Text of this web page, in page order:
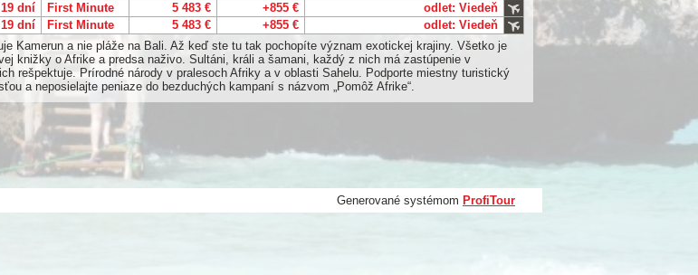
19 dní First Minute 5 483 € +855 €
odlet: Viedeň
19 dní First Minute 5 483 € +855 €
odlet: Viedeň
Kamerun a nie pláže na Bali. Až keď ste tu tak pochopíte význam exotickej krajiny. Všetko je
knižky o Afrike a predsa naživo. Sultáni, králi a šamani, každý z nich má zastúpenie v
rešpektuje. Prírodné národy v pralesoch Afriky a v oblasti Sahelu. Podporte miestny turistický
a neposielajte peniaze do bezduchých kampaní s názvom „Pomôž Afrike“.
Generované systémom ProfiTour